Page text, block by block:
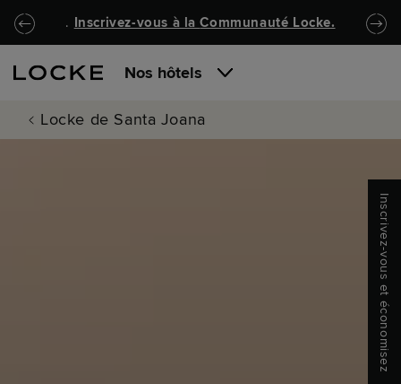
Passer au contenu principal
Locke.Header.SkipToNav
. Inscrivez-vous à laCommunauté Locke.
Nos hôtels
Locke de Santa Joana
Inscrivez-vous et économisez